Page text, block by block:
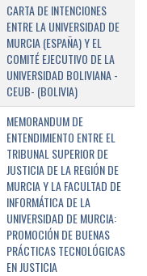
CARTA DE INTENCIONES
ENTRE LA UNIVERSIDAD DE
MURCIA (ESPAÑA) Y EL
COMITÉ EJECUTIVO DE LA
UNIVERSIDAD BOLIVIANA -
CEUB- (BOLIVIA)
MEMORANDUM DE
ENTENDIMIENTO ENTRE EL
TRIBUNAL SUPERIOR DE
JUSTICIA DE LA REGIÓN DE
MURCIA Y LA FACULTAD DE
INFORMÁTICA DE LA
UNIVERSIDAD DE MURCIA:
PROMOCIÓN DE BUENAS
PRÁCTICAS TECNOLÓGICAS
EN JUSTICIA